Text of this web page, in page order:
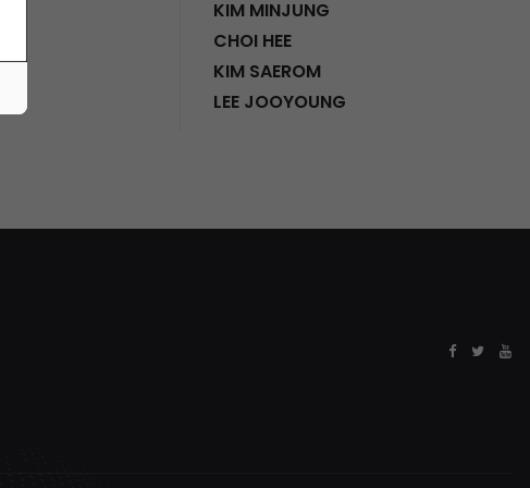
KIM MINJUNG
CHOI HEE
KIM SAEROM
LEE JOOYOUNG